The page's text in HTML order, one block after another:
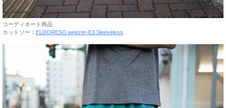
コーディネート商品
カットソー： ELDORESO weezer-E3 Sleeveless